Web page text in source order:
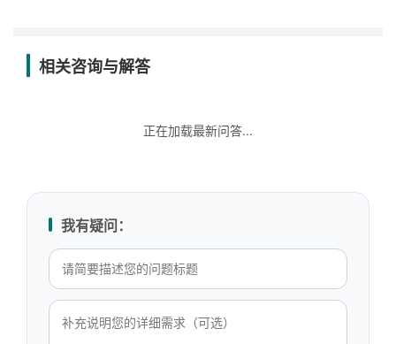
相关咨询与解答
正在加载最新问答...
我有疑问：